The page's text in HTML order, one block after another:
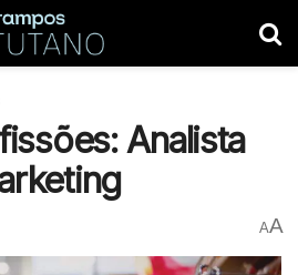
Analista
AA